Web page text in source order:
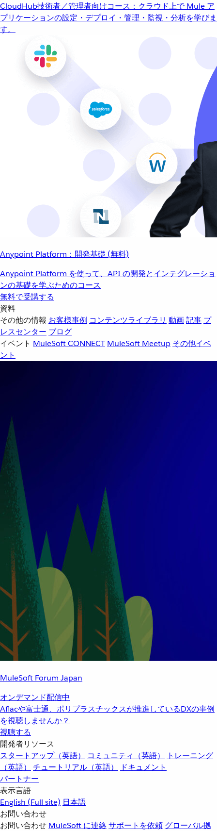
CloudHub技術者／管理者向けコース：クラウド上で Mule ア
プリケーションの設定・デプロイ・管理・監視・分析を学びま
す。
Anypoint Platform：開発基礎 (無料)
Anypoint Platform を使って、API の開発とインテグレーショ
ンの基礎を学ぶためのコース
無料で受講する
資料
その他の情報 お客様事例 コンテンツライブラリ 動画記事 プ
レスセンター ブログ
イベント MuleSoft CONNECT MuleSoft Meetup その他イベ
ント
MuleSoft Forum Japan
オンデマンド配信中
Aflacや富士通、ポリプラスチックスが推進しているDXの事例
を視聴しませんか？
視聴する
開発者リソース
スタートアップ（英語）
コミュニティ（英語）
トレーニング
（英語）
チュートリアル（英語）
ドキュメント
パートナー
表示言語
English (Full site) 日本語
お問い合わせ
お問い合わせ MuleSoft に連絡サポートを依頼 グローバル拠